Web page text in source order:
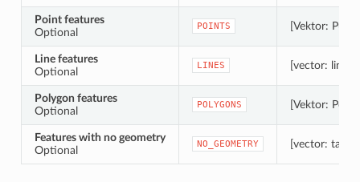
Point features
Optional
POINTS [Vektor:
Line features
Optional
LINES [vector: line]
Polygon features
Optional
POLYGONS [Vektor:
Features with no geometry
Optional
NO_GEOMETRY [vector: table]